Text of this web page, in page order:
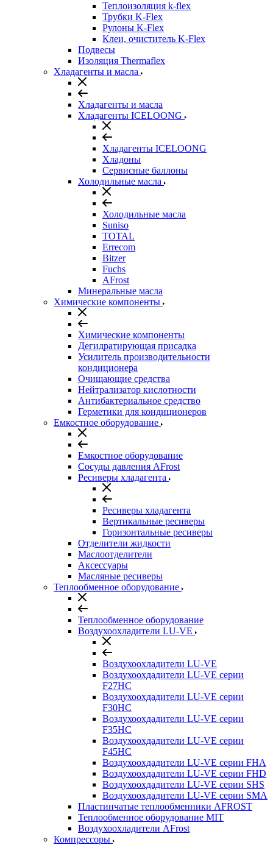
Теплоизоляция k-flex
Трубки K-Flex
Рулоны K-Flex
Клеи, очиститель K-Flex
Подвесы
Изоляция Thermaflex
Хладагенты и масла
Хладагенты и масла
Хладагенты ICELOONG
Хладагенты ICELOONG
Хладоны
Сервисные баллоны
Холодильные масла
Холодильные масла
Suniso
TOTAL
Errecom
Bitzer
Fuchs
AFrost
Минеральные масла
Химические компоненты
Химические компоненты
Дегидратирующая присадка
Усилитель производительности
кондиционера
Очищающие средства
Нейтрализатор кислотности
Антибактериальное средство
Герметики для кондиционеров
Емкостное оборудование
Емкостное оборудование
Сосуды давления AFrost
Ресиверы хладагента
Ресиверы хладагента
Вертикальные ресиверы
Горизонтальные ресиверы
Отделители жидкости
Маслоотделители
Аксессуары
Масляные ресиверы
Теплообменное оборудование
Теплообменное оборудование
Воздухоохладители LU-VE
Воздухоохладители LU-VE
Воздухоохдадители LU-VE серии
F27HC
Воздухоохдадители LU-VE серии
F30HC
Воздухоохдадители LU-VE серии
F35HC
Воздухоохдадители LU-VE серии
F45HC
Воздухоохдадители LU-VE серии FHA
Воздухоохдадители LU-VE серии FHD
Воздухоохдадители LU-VE серии SHS
Воздухоохдадители LU-VE серии SMA
Пластинчатые теплообменники AFROST
Теплообменное оборудование MIT
Воздухоохладители AFrost
Компрессоры